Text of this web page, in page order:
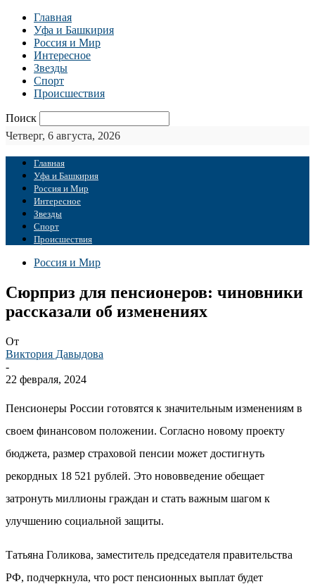
Главная
Уфа и Башкирия
Россия и Мир
Интересное
Звезды
Спорт
Происшествия
Поиск
Четверг, 6 августа, 2026
Главная
Уфа и Башкирия
Россия и Мир
Интересное
Звезды
Спорт
Происшествия
Россия и Мир
Сюрприз для пенсионеров: чиновники
рассказали об изменениях
От
Виктория Давыдова
-
22 февраля, 2024
Пенсионеры России готовятся к значительным изменениям в
своем финансовом положении. Согласно новому проекту
бюджета, размер страховой пенсии может достигнуть
рекордных 18 521 рублей. Это нововведение обещает
затронуть миллионы граждан и стать важным шагом к
улучшению социальной защиты.
Татьяна Голикова, заместитель председателя правительства
РФ, подчеркнула, что рост пенсионных выплат будет